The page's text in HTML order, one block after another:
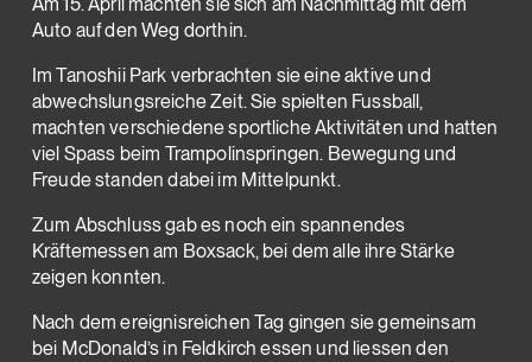
Auto auf den Weg dorthin.
Im Tanoshii Park verbrachten sie eine aktive und
abwechslungsreiche Zeit. Sie spielten Fussball,
machten verschiedene sportliche Aktivitäten und hatten
viel Spass beim Trampolinspringen. Bewegung und
Freude standen dabei im Mittelpunkt.
Zum Abschluss gab es noch ein spannendes
Kräftemessen am Boxsack, bei dem alle ihre Stärke
zeigen konnten.
Nach dem ereignisreichen Tag gingen sie gemeinsam
bei McDonald’s in Feldkirch essen und liessen den